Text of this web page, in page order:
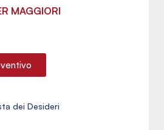
MAGGIORI